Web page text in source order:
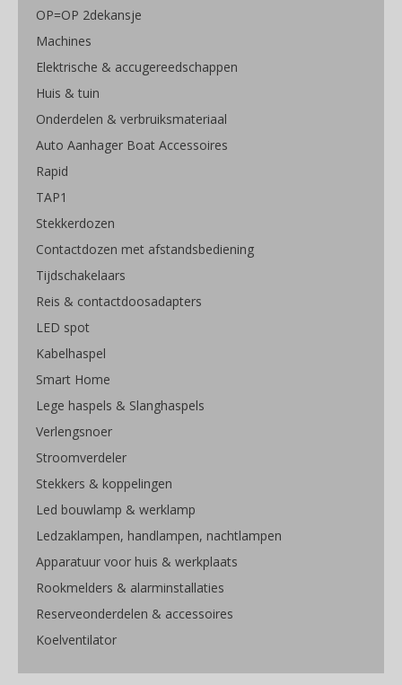
OP=OP 2dekansje
Machines
Elektrische & accugereedschappen
Huis & tuin
Onderdelen & verbruiksmateriaal
Auto Aanhager Boat Accessoires
Rapid
TAP1
Stekkerdozen
Contactdozen met afstandsbediening
Tijdschakelaars
Reis & contactdoosadapters
LED spot
Kabelhaspel
Smart Home
Lege haspels & Slanghaspels
Verlengsnoer
Stroomverdeler
Stekkers & koppelingen
Led bouwlamp & werklamp
Ledzaklampen, handlampen, nachtlampen
Apparatuur voor huis & werkplaats
Rookmelders & alarminstallaties
Reserveonderdelen & accessoires
Koelventilator